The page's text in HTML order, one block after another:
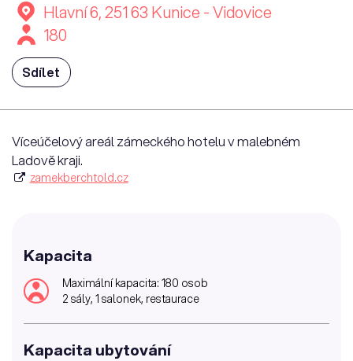
Hlavní 6, 251 63 Kunice - Vidovice
180
Sdílet
Víceúčelový areál zámeckého hotelu v malebném
Ladově kraji.
zamekberchtold.cz
Kapacita
Maximální kapacita: 180 osob
2 sály, 1 salonek, restaurace
Kapacita ubytování